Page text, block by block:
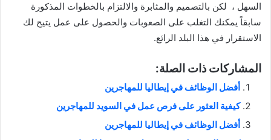
السهل ، لكن بالتصميم والمثابرة والالتزام بالخطوات المذكورة
سابقاً يمكنك التغلب على الصعوبات والحصول على عمل يتيح لك
الاستقرار في هذا البلد الرائع.
المشاركات ذات الصلة:
أفضل الوظائف في إيطاليا للمهاجرين
كيفية العثور على فرص عمل في السويد للمهاجرين
أفضل الوظائف في إيطاليا للمهاجرين